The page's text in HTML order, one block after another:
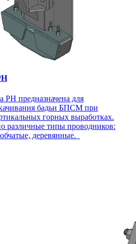
РН предназначена для
бадьи БПСМ при
горных выработках.
различные типы проводников:
деревянные.